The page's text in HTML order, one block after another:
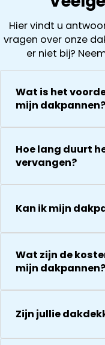
Hier vindt u
vragen over onze
er niet bij?
Wat is het
mijn dakpannen?
Hoe lang duurt
vervangen?
Kan ik mijn
Wat zijn de
mijn dakpannen?
Zijn jullie